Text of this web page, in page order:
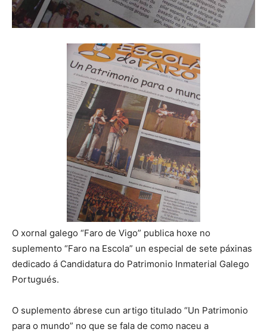
O xornal galego “Faro de Vigo” publica hoxe no
suplemento “Faro na Escola” un especial de sete páxinas
dedicado á Candidatura do Patrimonio Inmaterial Galego
Portugués.
O suplemento ábrese cun artigo titulado “Un Patrimonio
para o mundo” no que se fala de como naceu a